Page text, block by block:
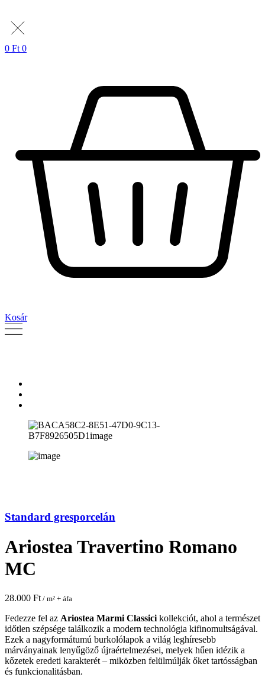
0 Ft 0
Kosár
Standard gresporcelán
Ariostea Travertino Romano
MC
28.000 Ft / m² + áfa
Fedezze fel az Ariostea Marmi Classici kollekciót, ahol a természet
időtlen szépsége találkozik a modern technológia kifinomultságával.
Ezek a nagyformátumú burkolólapok a világ leghíresebb
márványainak lenyűgöző újraértelmezései, melyek hűen idézik a
kőzetek eredeti karakterét – miközben felülmúlják őket tartósságban
és funkcionalitásban.